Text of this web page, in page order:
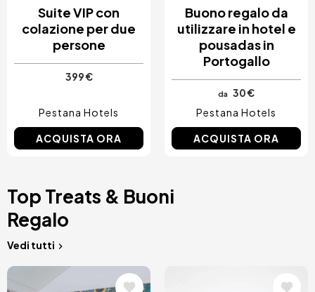
Suite VIP con
colazione per due
persone
399 €
Pestana Hotels
ACQUISTA ORA
Buono regalo da
utilizzare in hotel e
pousadas in
Portogallo
da 30 €
Pestana Hotels
ACQUISTA ORA
Top Treats & Buoni
Regalo
Vedi tutti
Immagine